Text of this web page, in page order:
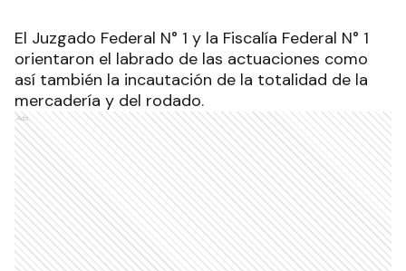
El Juzgado Federal N° 1 y la Fiscalía Federal N° 1
orientaron el labrado de las actuaciones como
así también la incautación de la totalidad de la
mercadería y del rodado.
Ads